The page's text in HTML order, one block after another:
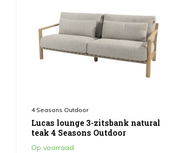
4 Seasons Outdoor
Lucas lounge 3-zitsbank natural
teak 4 Seasons Outdoor
Op voorraad